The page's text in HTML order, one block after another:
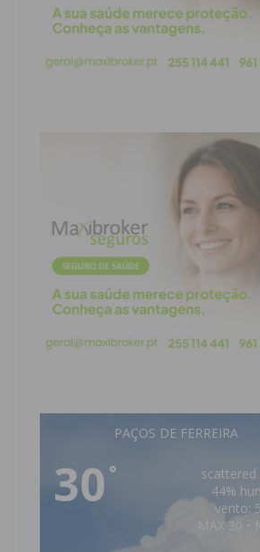
PAÇOS DE FERREIRA
30 °
scattered
44%
vento:
MAX 30 •